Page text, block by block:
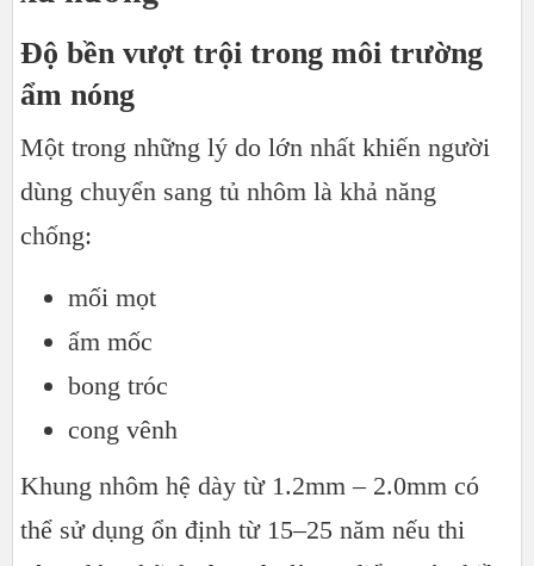
Độ bền vượt trội trong môi trường
ẩm nóng
Một trong những lý do lớn nhất khiến người
dùng chuyển sang tủ nhôm là khả năng
chống:
mối mọt
ẩm mốc
bong tróc
cong vênh
Khung nhôm hệ dày từ 1.2mm – 2.0mm có
thể sử dụng ổn định từ 15–25 năm nếu thi